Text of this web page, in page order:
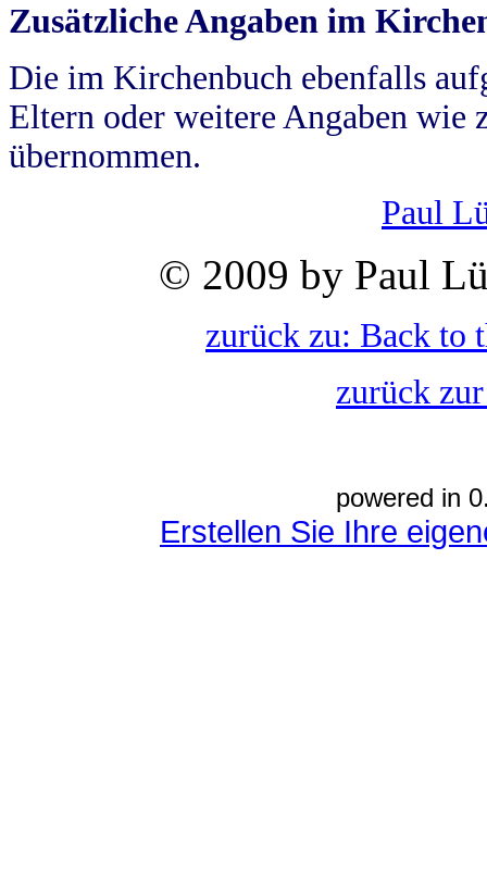
Zusätzliche Angaben im
Die im Kirchenbuch ebenfalls
Eltern oder weitere Angaben wie
übernommen.
Paul
© 2009 by Paul
zurück zu: Back to
zurück
powered in
Erstellen Sie Ihre